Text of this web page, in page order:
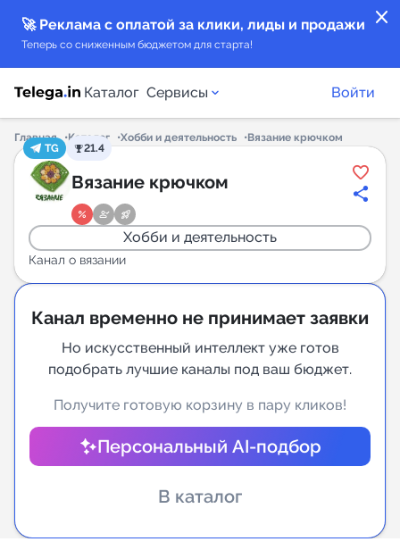
close
🚀 Реклама с оплатой за клики, лиды и продажи
Теперь со сниженным бюджетом для старта!
Каталог Сервисы
Каталог каналов
Каталог ботов
Горящие предложения
New
Аналитика MAX каналов
Индивидуальное сопровождение
Войти
Главная Каталог Хобби и деятельность
Вязание крючком
TG
21.4
Вязание крючком
Хобби и деятельность
Канал о вязании
Канал временно не принимает заявки
Но искусственный интеллект уже готов
подобрать лучшие каналы под ваш бюджет.
Получите готовую корзину в пару кликов!
Персональный AI-подбор
В каталог